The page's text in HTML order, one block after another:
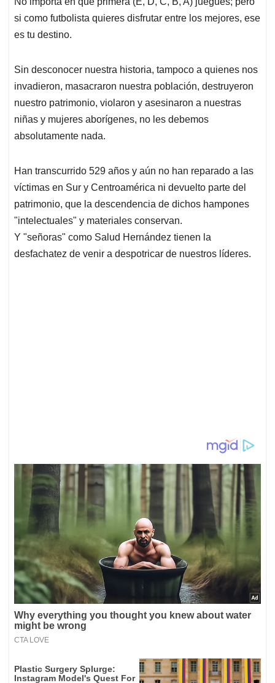
s
A
p
b
o
o
e
d
l
a
d
si como futbolista quieres disfrutar entre los mejores, ese
es tu destino.
Sin desconocer nuestra historia, tampoco a quienes nos
invadieron, masacraron nuestra población, destruyeron
nuestro patrimonio, violaron y asesinaron a nuestras
niñas y mujeres aborígenes, no les debemos
absolutamente nada.
Han transcurrido 529 años y aún no han reparado a las
víctimas en Sur y Centroamérica ni devuelto parte del
patrimonio, que la descendencia de dichos hampones
"intelectuales" y materiales conservan.
Y "señoras" como Salud Hernández tienen la
desfachatez de venir a despotricar de nuestros líderes.